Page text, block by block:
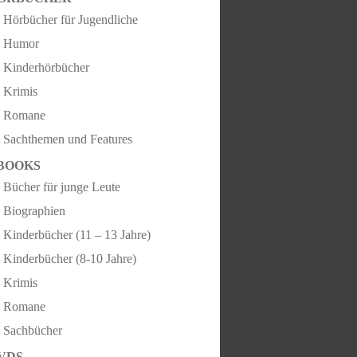
Hörbücher für Jugendliche
Humor
Kinderhörbücher
Krimis
Romane
Sachthemen und Features
Bücher für junge Leute
Biographien
Kinderbücher (11 – 13 Jahre)
Kinderbücher (8-10 Jahre)
Krimis
Romane
Sachbücher